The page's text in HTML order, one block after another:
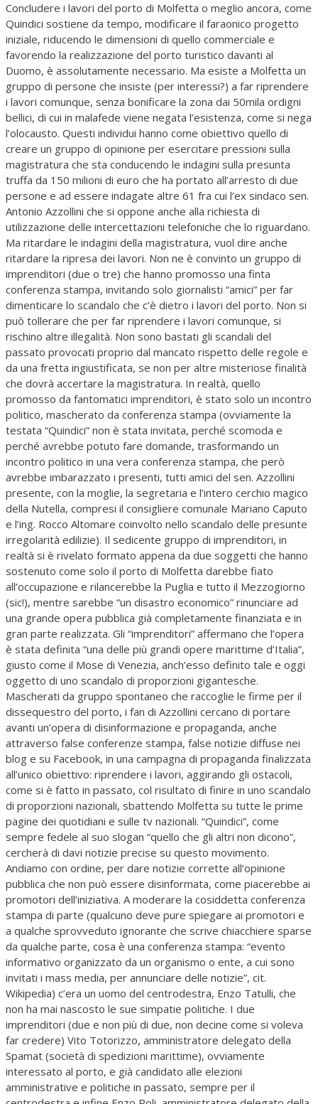
Concludere i lavori del porto di Molfetta o meglio ancora, come
Quindici sostiene da tempo, modificare il faraonico progetto
iniziale, riducendo le dimensioni di quello commerciale e
favorendo la realizzazione del porto turistico davanti al
Duomo, è assolutamente necessario. Ma esiste a Molfetta un
gruppo di persone che insiste (per interessi?) a far riprendere
i lavori comunque, senza bonificare la zona dai 50mila ordigni
bellici, di cui in malafede viene negata l’esistenza, come si nega
l’olocausto. Questi individui hanno come obiettivo quello di
creare un gruppo di opinione per esercitare pressioni sulla
magistratura che sta conducendo le indagini sulla presunta
truffa da 150 milioni di euro che ha portato all’arresto di due
persone e ad essere indagate altre 61 fra cui l’ex sindaco sen.
Antonio Azzollini che si oppone anche alla richiesta di
utilizzazione delle intercettazioni telefoniche che lo riguardano.
Ma ritardare le indagini della magistratura, vuol dire anche
ritardare la ripresa dei lavori. Non ne è convinto un gruppo di
imprenditori (due o tre) che hanno promosso una finta
conferenza stampa, invitando solo giornalisti “amici” per far
dimenticare lo scandalo che c’è dietro i lavori del porto. Non si
può tollerare che per far riprendere i lavori comunque, si
rischino altre illegalità. Non sono bastati gli scandali del
passato provocati proprio dal mancato rispetto delle regole e
da una fretta ingiustificata, se non per altre misteriose finalità
che dovrà accertare la magistratura. In realtà, quello
promosso da fantomatici imprenditori, è stato solo un incontro
politico, mascherato da conferenza stampa (ovviamente la
testata “Quindici” non è stata invitata, perché scomoda e
perché avrebbe potuto fare domande, trasformando un
incontro politico in una vera conferenza stampa, che però
avrebbe imbarazzato i presenti, tutti amici del sen. Azzollini
presente, con la moglie, la segretaria e l’intero cerchio magico
della Nutella, compresi il consigliere comunale Mariano Caputo
e l’ing. Rocco Altomare coinvolto nello scandalo delle presunte
irregolarità edilizie). Il sedicente gruppo di imprenditori, in
realtà si è rivelato formato appena da due soggetti che hanno
sostenuto come solo il porto di Molfetta darebbe fiato
all’occupazione e rilancerebbe la Puglia e tutto il Mezzogiorno
(sic!), mentre sarebbe “un disastro economico” rinunciare ad
una grande opera pubblica già completamente finanziata e in
gran parte realizzata. Gli “imprenditori” affermano che l’opera
è stata definita “una delle più grandi opere marittime d’Italia”,
giusto come il Mose di Venezia, anch’esso definito tale e oggi
oggetto di uno scandalo di proporzioni gigantesche.
Mascherati da gruppo spontaneo che raccoglie le firme per il
dissequestro del porto, i fan di Azzollini cercano di portare
avanti un’opera di disinformazione e propaganda, anche
attraverso false conferenze stampa, false notizie diffuse nei
blog e su Facebook, in una campagna di propaganda finalizzata
all’unico obiettivo: riprendere i lavori, aggirando gli ostacoli,
come si è fatto in passato, col risultato di finire in uno scandalo
di proporzioni nazionali, sbattendo Molfetta su tutte le prime
pagine dei quotidiani e sulle tv nazionali. “Quindici”, come
sempre fedele al suo slogan “quello che gli altri non dicono”,
cercherà di davi notizie precise su questo movimento.
Andiamo con ordine, per dare notizie corrette all’opinione
pubblica che non può essere disinformata, come piacerebbe ai
promotori dell’iniziativa. A moderare la cosiddetta conferenza
stampa di parte (qualcuno deve pure spiegare ai promotori e
a qualche sprovveduto ignorante che scrive chiacchiere sparse
da qualche parte, cosa è una conferenza stampa: “evento
informativo organizzato da un organismo o ente, a cui sono
invitati i mass media, per annunciare delle notizie”, cit.
Wikipedia) c’era un uomo del centrodestra, Enzo Tatulli, che
non ha mai nascosto le sue simpatie politiche. I due
imprenditori (due e non più di due, non decine come si voleva
far credere) Vito Totorizzo, amministratore delegato della
Spamat (società di spedizioni marittime), ovviamente
interessato al porto, e già candidato alle elezioni
amministrative e politiche in passato, sempre per il